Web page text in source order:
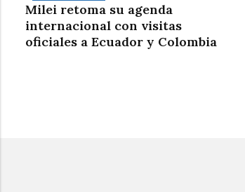
Milei retoma su agenda
internacional con visitas
oficiales a Ecuador y Colombia